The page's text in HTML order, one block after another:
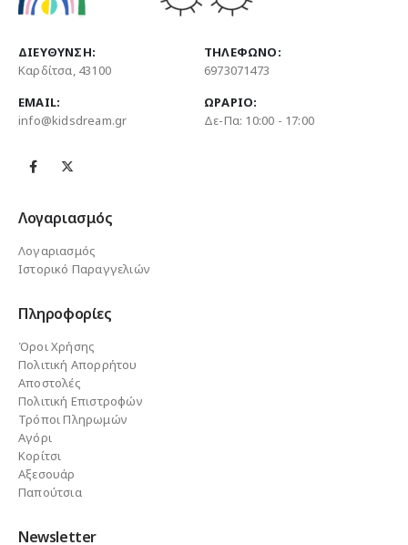
ΔΙΕΎΘΥΝΣΗ:
Καρδίτσα, 43100
ΤΗΛΈΦΩΝΟ:
6973071473
EMAIL:
info@kidsdream.gr
ΩΡΆΡΙΟ:
Δε-Πα: 10:00 - 17:00
Λογαριασμός
Λογαριασμός
Ιστορικό Παραγγελιών
Πληροφορίες
Όροι Χρήσης
Πολιτική Απορρήτου
Αποστολές
Πολιτική Επιστροφών
Τρόποι Πληρωμών
Αγόρι
Κορίτσι
Αξεσουάρ
Παπούτσια
Newsletter